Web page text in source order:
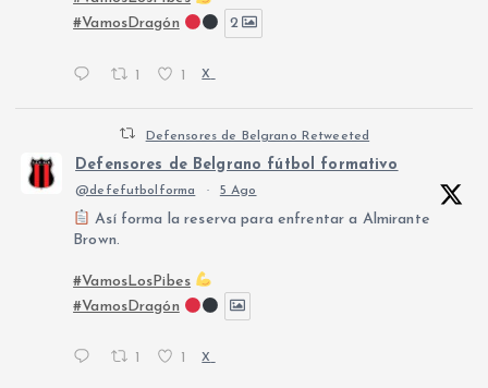
#VamosDragón
2
1 1 X
Defensores de Belgrano Retweeted
Defensores de Belgrano fútbol formativo
@defefutbolforma · 5 Ago
Así forma la reserva para enfrentar a Almirante
Brown.
#VamosLosPibes
#VamosDragón
X